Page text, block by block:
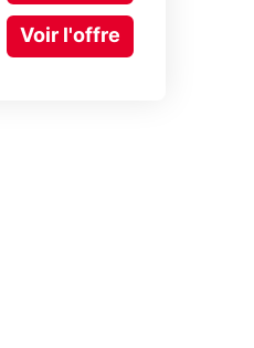
Voir l'offre